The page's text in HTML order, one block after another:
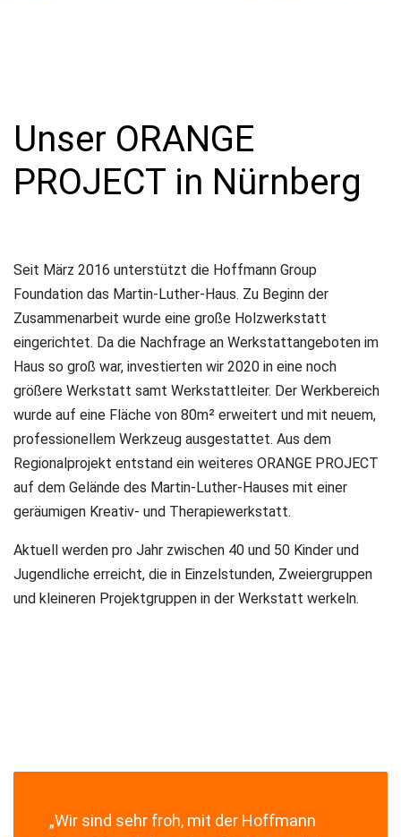
Unser ORANGE
PROJECT in Nürnberg
Seit März 2016 unterstützt die Hoffmann Group
Foundation das Martin-Luther-Haus. Zu Beginn der
Zusammenarbeit wurde eine große Holzwerkstatt
eingerichtet. Da die Nachfrage an Werkstattangeboten im
Haus so groß war, investierten wir 2020 in eine noch
größere Werkstatt samt Werkstattleiter. Der Werkbereich
wurde auf eine Fläche von 80m² erweitert und mit neuem,
professionellem Werkzeug ausgestattet. Aus dem
Regionalprojekt entstand ein weiteres ORANGE PROJECT
auf dem Gelände des Martin-Luther-Hauses mit einer
geräumigen Kreativ- und Therapiewerkstatt.
Aktuell werden pro Jahr zwischen 40 und 50 Kinder und
Jugendliche erreicht, die in Einzelstunden, Zweiergruppen
und kleineren Projektgruppen in der Werkstatt werkeln.
„Wir sind sehr froh, mit der Hoffmann